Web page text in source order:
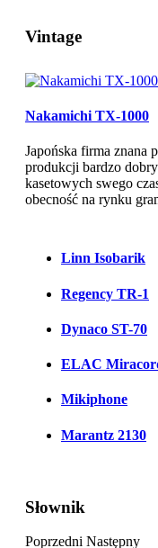
Vintage
Nakamichi TX-1000
Japońska firma znana
produkcji bardzo
kasetowych swego
obecność na rynku
Linn Isobarik
Regency TR-1
Dynaco ST-70
ELAC
Mikiphone
Marantz 2130
Słownik
Poprzedni Następny